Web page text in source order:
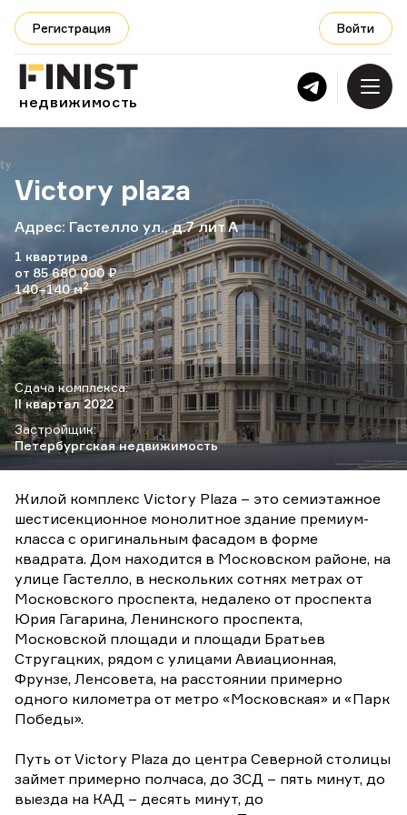
Регистрация Войти
недвижимость
Victory plaza
Адрес: Гастелло ул., д.7 лит А
1 квартира
от 85 680 000 ₽
140–140 м2
Сдача комплекса:
II квартал 2022
Застройщик:
Петербургская недвижимость
Жилой комплекс Victory Plazа – это семиэтажное
шестисекционное монолитное здание премиум-
класса с оригинальным фасадом в форме
квадрата. Дом находится в Московском районе, на
улице Гастелло, в нескольких сотнях метрах от
Московского проспекта, недалеко от проспекта
Юрия Гагарина, Ленинского проспекта,
Московской площади и площади Братьев
Стругацких, рядом с улицами Авиационная,
Фрунзе, Ленсовета, на расстоянии примерно
одного километра от метро «Московская» и «Парк
Победы».
Путь от Victory Plazа до центра Северной столицы
займет примерно полчаса, до ЗСД – пять минут, до
выезда на КАД – десять минут, до
Войти
Главная
+7 968 480-83-64